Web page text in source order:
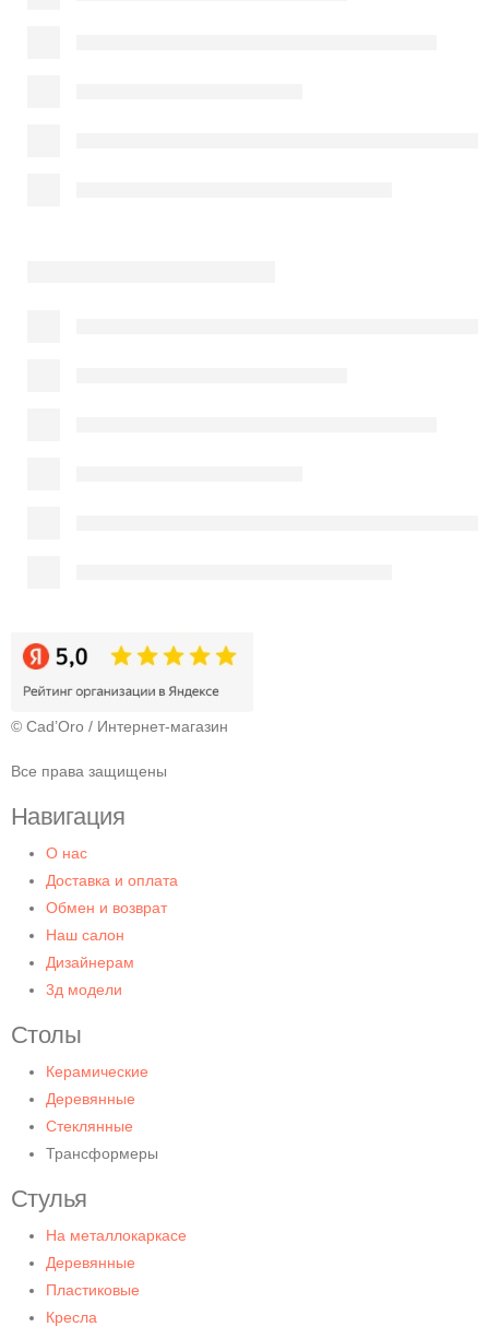
© Cad’Oro / Интернет-магазин
Все права защищены
Навигация
О нас
Доставка и оплата
Обмен и возврат
Наш салон
Дизайнерам
3д модели
Столы
Керамические
Деревянные
Стеклянные
Трансформеры
Стулья
На металлокаркасе
Деревянные
Пластиковые
Кресла